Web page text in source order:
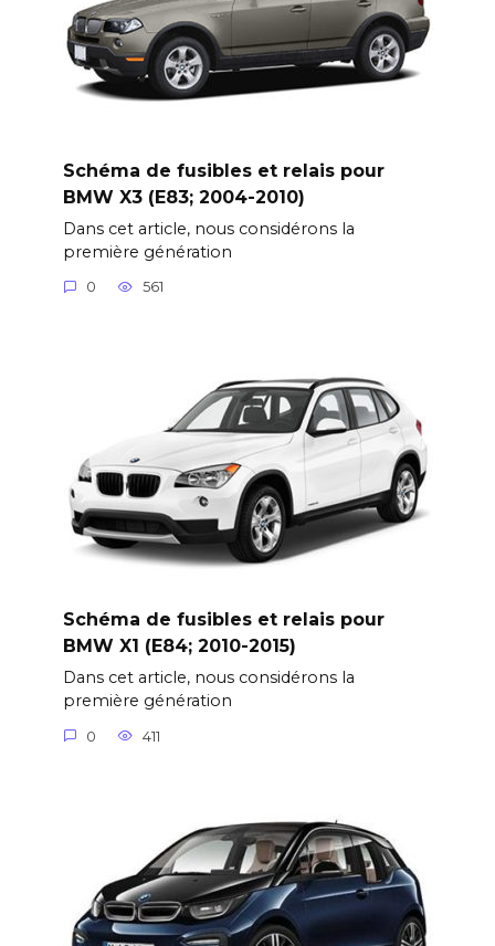
Schéma de fusibles et relais pour
BMW X3 (E83; 2004-2010)
Dans cet article, nous considérons la
première génération
0 561
Schéma de fusibles et relais pour
BMW X1 (E84; 2010-2015)
Dans cet article, nous considérons la
première génération
0 411